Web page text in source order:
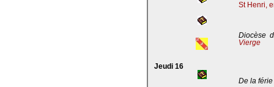
St Henri,
Diocèse
Vierge
Jeudi 16
De la férie